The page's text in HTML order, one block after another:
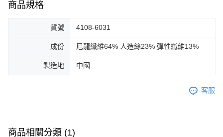
商品規格
貨號 4108-6031
成份 尼龍纖維64% 人造絲23% 彈性纖維13%
製造地 中國
客服
商品相關分類 (1)